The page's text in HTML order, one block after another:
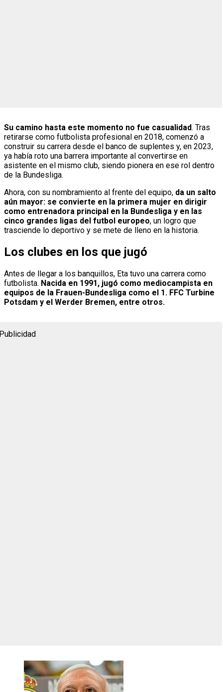
Su camino hasta este momento no fue casualidad. Tras
retirarse como futbolista profesional en 2018, comenzó a
construir su carrera desde el banco de suplentes y, en 2023,
ya había roto una barrera importante al convertirse en
asistente en el mismo club, siendo pionera en ese rol dentro
de la Bundesliga.
Ahora, con su nombramiento al frente del equipo, da un salto
aún mayor: se convierte en la primera mujer en dirigir
como entrenadora principal en la Bundesliga y en las
cinco grandes ligas del futbol europeo, un logro que
trasciende lo deportivo y se mete de lleno en la historia.
Los clubes en los que jugó
Antes de llegar a los banquillos, Eta tuvo una carrera como
futbolista. Nacida en 1991, jugó como mediocampista en
equipos de la Frauen-Bundesliga como el 1. FFC Turbine
Potsdam y el Werder Bremen, entre otros.